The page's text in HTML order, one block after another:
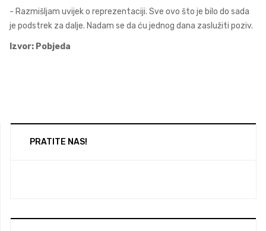
- Razmišljam uvijek o reprezentaciji. Sve ovo što je bilo do sada
je podstrek za dalje. Nadam se da ću jednog dana zaslužiti poziv.
Izvor: Pobjeda
PRATITE NAS!